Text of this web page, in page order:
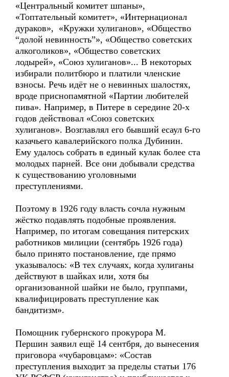
«Центральный комитет шпаны»,
«Топтательный комитет», «Интернационал
дураков», «Кружки хулиганов», «Общество
“долой невинность”», «Общество советских
алкоголиков», «Общество советских
лодырей», «Союз хулиганов»... В некоторых
избирали политбюро и платили членские
взносы. Речь идёт не о невинных шалостях,
вроде приснопамятной «Партии любителей
пива». Например, в Питере в середине 20-х
годов действовал «Союз советских
хулиганов». Возглавлял его бывший есаул 6-го
казачьего кавалерийского полка Дубинин.
Ему удалось собрать в единый кулак более ста
молодых парней. Все они добывали средства
к существованию уголовными
преступлениями.
Поэтому в 1926 году власть сочла нужным
жёстко подавлять подобные проявления.
Например, по итогам совещания питерских
работников милиции (сентябрь 1926 года)
было принято постановление, где прямо
указывалось: «В тех случаях, когда хулиганы
действуют в шайках или, хотя бы
организованной шайки не было, группами,
квалифицировать преступление как
бандитизм».
Помощник губернского прокурора М.
Першин заявил ещё 14 сентбря, до вынесения
приговора «чубаровцам»: «Состав
преступления выходит за пределы статьи 176